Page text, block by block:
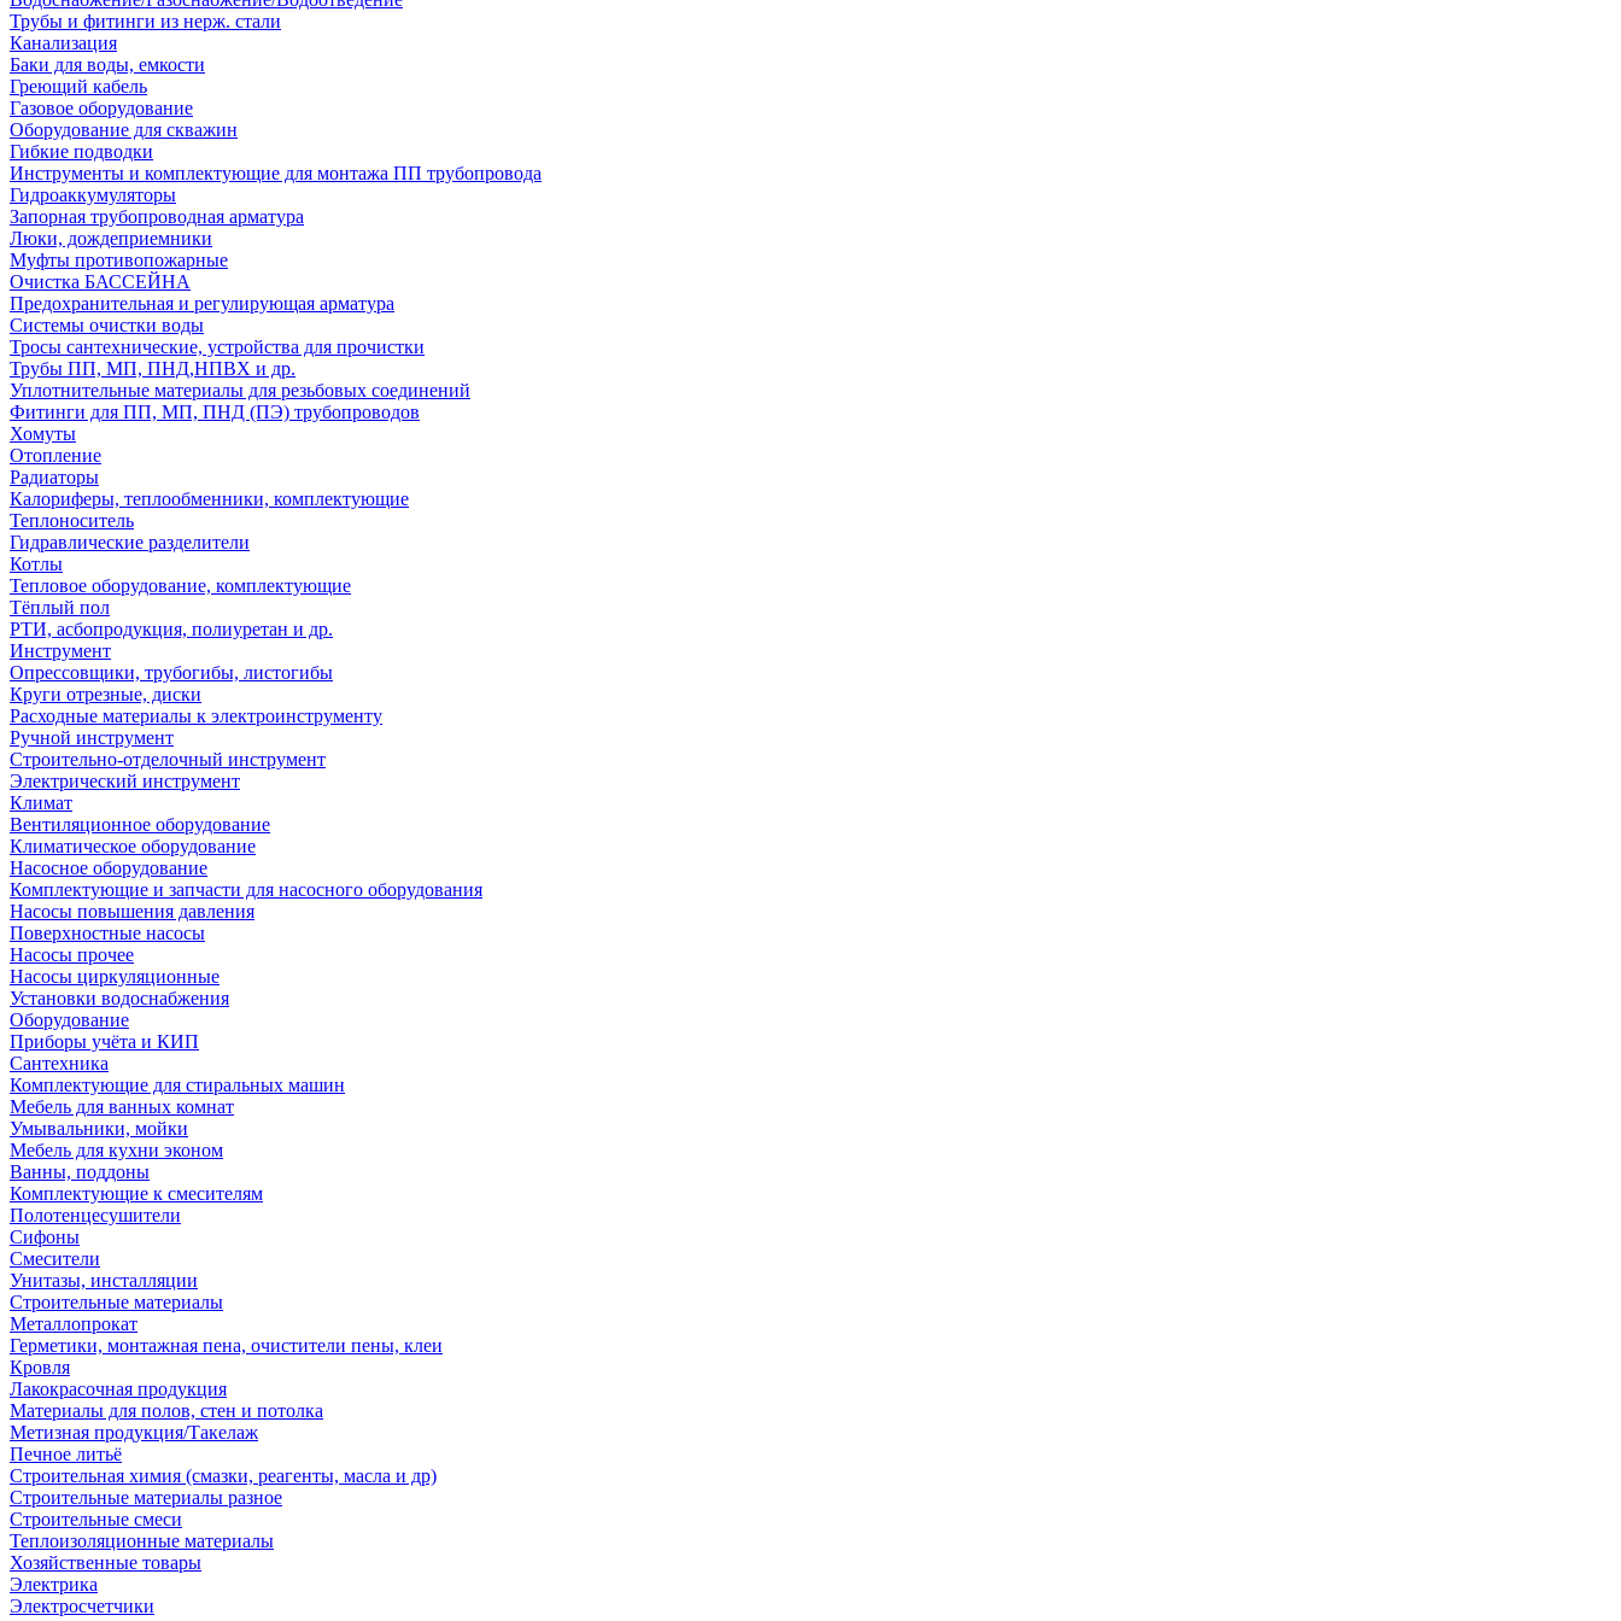
Трубы и фитинги из нерж. стали
Канализация
Баки для воды, емкости
Греющий кабель
Газовое оборудование
Оборудование для скважин
Гибкие подводки
Инструменты и комплектующие для монтажа ПП трубопровода
Гидроаккумуляторы
Запорная трубопроводная арматура
Люки, дождеприемники
Муфты противопожарные
Очистка БАССЕЙНА
Предохранительная и регулирующая арматура
Системы очистки воды
Тросы сантехнические, устройства для прочистки
Трубы ПП, МП, ПНД,НПВХ и др.
Уплотнительные материалы для резьбовых соединений
Фитинги для ПП, МП, ПНД (ПЭ) трубопроводов
Хомуты
Отопление
Радиаторы
Калориферы, теплообменники, комплектующие
Теплоноситель
Гидравлические разделители
Котлы
Тепловое оборудование, комплектующие
Тёплый пол
РТИ, асбопродукция, полиуретан и др.
Инструмент
Опрессовщики, трубогибы, листогибы
Круги отрезные, диски
Расходные материалы к электроинструменту
Ручной инструмент
Строительно-отделочный инструмент
Электрический инструмент
Климат
Вентиляционное оборудование
Климатическое оборудование
Насосное оборудование
Комплектующие и запчасти для насосного оборудования
Насосы повышения давления
Поверхностные насосы
Насосы прочее
Насосы циркуляционные
Установки водоснабжения
Оборудование
Приборы учёта и КИП
Сантехника
Комплектующие для стиральных машин
Мебель для ванных комнат
Умывальники, мойки
Мебель для кухни эконом
Ванны, поддоны
Комплектующие к смесителям
Полотенцесушители
Сифоны
Смесители
Унитазы, инсталляции
Строительные материалы
Металлопрокат
Герметики, монтажная пена, очистители пены, клеи
Кровля
Лакокрасочная продукция
Материалы для полов, стен и потолка
Метизная продукция/Такелаж
Печное литьё
Строительная химия (смазки, реагенты, масла и др)
Строительные материалы разное
Строительные смеси
Теплоизоляционные материалы
Хозяйственные товары
Электрика
Электросчетчики